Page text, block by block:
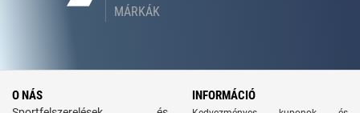
MÁRKÁK
O NÁS INFORMÁCIÓ